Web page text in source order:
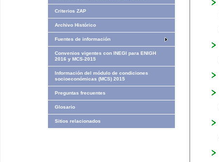
Criterios ZAP
Archivo Histórico
Fuentes de información
Convenios vigentes con INEGI para ENIGH
2016 y MCS-2015
Información del módulo de condiciones
socioeconómicas (MCS) 2015
Preguntas frecuentes
Glosario
Sitios relacionados